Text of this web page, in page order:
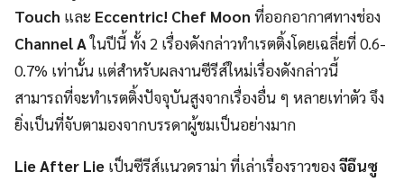
Touch และ Eccentric! Chef Moon ที่ออกอากาศทางช่อง
Channel Aในปีนี้ ทั้ง 2 เรื่องดังกล่าวทำเรตติ้งโดยเฉลี่ยที่ 0.6-
0.7% เท่านั้น แต่สำหรับผลงานซีรีส์ใหม่เรื่องดังกล่าวนี้
สามารถที่จะทำเรตติ้งปัจจุบันสูงจากเรื่องอื่น ๆ หลายเท่าตัว จึง
ยิ่งเป็นที่จับตามองจากบรรดาผู้ชมเป็นอย่างมาก
Lie After Lie เป็นซีรีส์แนวดราม่า ที่เล่าเรื่องราวของจีอึนซู